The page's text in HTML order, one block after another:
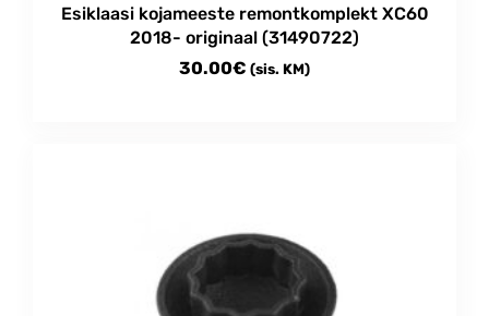
Esiklaasi kojameeste remontkomplekt XC60
2018- originaal (31490722)
30.00€ (sis. KM)